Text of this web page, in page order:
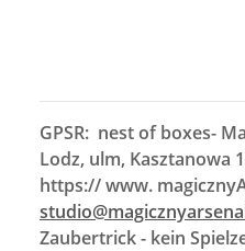
GPSR: nest of boxes-
Lodz, ulm, Kasztanowa
https:// www.
Zaubertrick - kein